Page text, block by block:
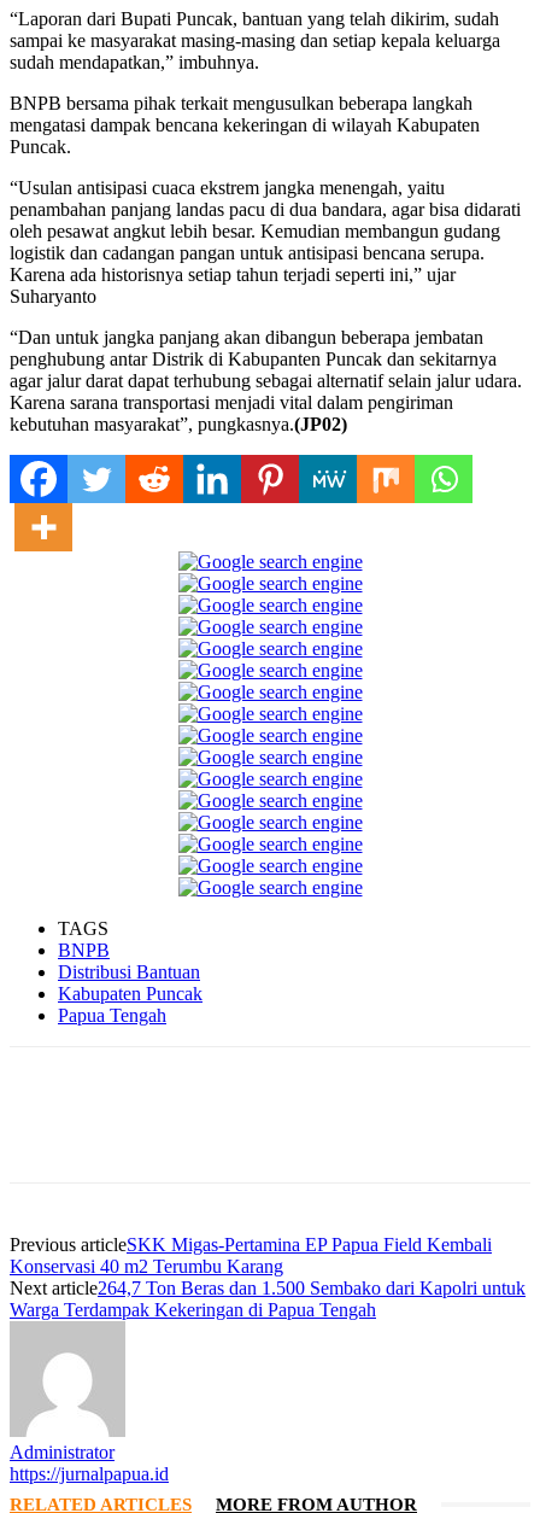
“Laporan dari Bupati Puncak, bantuan yang telah dikirim, sudah
sampai ke masyarakat masing-masing dan setiap kepala keluarga
sudah mendapatkan,” imbuhnya.
BNPB bersama pihak terkait mengusulkan beberapa langkah
mengatasi dampak bencana kekeringan di wilayah Kabupaten
Puncak.
“Usulan antisipasi cuaca ekstrem jangka menengah, yaitu
penambahan panjang landas pacu di dua bandara, agar bisa didarati
oleh pesawat angkut lebih besar. Kemudian membangun gudang
logistik dan cadangan pangan untuk antisipasi bencana serupa.
Karena ada historisnya setiap tahun terjadi seperti ini,” ujar
Suharyanto
“Dan untuk jangka panjang akan dibangun beberapa jembatan
penghubung antar Distrik di Kabupanten Puncak dan sekitarnya
agar jalur darat dapat terhubung sebagai alternatif selain jalur udara.
Karena sarana transportasi menjadi vital dalam pengiriman
kebutuhan masyarakat”, pungkasnya.(JP02)
TAGS
BNPB
Distribusi Bantuan
Kabupaten Puncak
Papua Tengah
Previous articleSKK Migas-Pertamina EP Papua Field Kembali
Konservasi 40 m2 Terumbu Karang
Next article264,7 Ton Beras dan 1.500 Sembako dari Kapolri untuk
Warga Terdampak Kekeringan di Papua Tengah
Administrator
https://jurnalpapua.id
RELATED ARTICLES MORE FROM AUTHOR